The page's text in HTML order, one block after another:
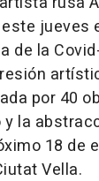
jueves
de la
por 40
la
18 de
Vella.